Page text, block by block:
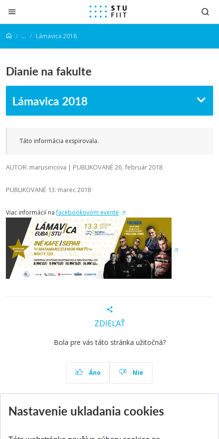
Prejsť na obsah
... Lámavica 2018
Dianie na fakulte
Lámavica 2018
Táto informácia exspirovala.
AUTOR: marusincova | PUBLIKOVANÉ 26. február 2018
PUBLIKOVANÉ 13. marec 2018
Viac informácií nafacebookovom evente
ZDIEĽAŤ
Bola pre vás táto stránka užitočná?
Áno Nie
Nastavenie ukladania cookies